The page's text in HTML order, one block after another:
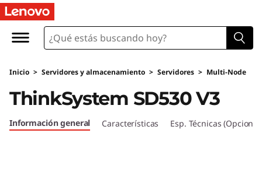
T
h
n
S
Inicio > Servidores y almacenamiento > Servidores > Multi-Node
ThinkSystem SD530 V3
Información general Características Esp. Técnicas